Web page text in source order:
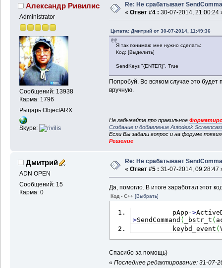
Александр Ривилис
Administrator
Сообщений: 13938
Карма: 1796
Рыцарь ObjectARX
Skype:
Re: Не срабатывает
« Ответ #4 : 30-07-2014, 21:00:24
Цитата: Дмитрий от 30-07-2014, 11:49:36
Я так понимаю мне нужно сделать:
Код: [Выделить]
SendKeys "{ENTER}", True
Попробуй. Во всяком случае это
вручную.
Не забывайте про правильное
Создание и добавление Autodesk
Если Вы задали вопрос и на форуме
Решение
Дмитрий
ADN OPEN
Сообщений: 15
Карма: 0
Re: Не срабатывает
« Ответ #5 : 31-07-2014, 09:28:47
Да, помогло. В итоге заработал этот
Код - C++ [Выбрать]
pApp ->
>SendCommand ( _bstr_t (
keybd_event (
Спасибо за помощь)
« Последнее редактирование: 31-07-